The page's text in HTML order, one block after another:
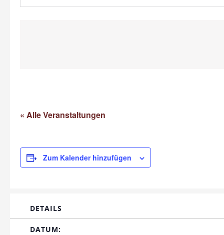
« Alle Veranstaltungen
Zum Kalender hinzufügen
DETAILS
DATUM: